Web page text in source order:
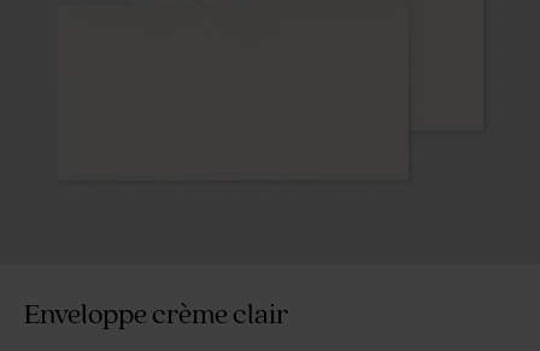
Enveloppe crème clair